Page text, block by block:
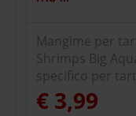
Mangime per
Shrimps Big
specifico per
€ 3,99